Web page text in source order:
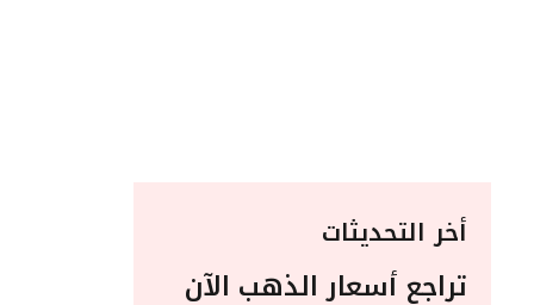
أخر التحديثات
تراجع أسعار الذهب الآن